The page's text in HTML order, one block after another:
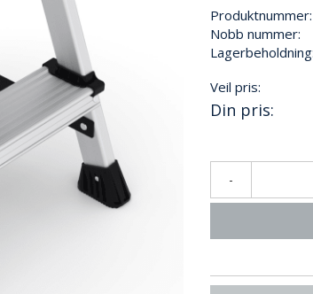
Produktnummer:
Nobb nummer:
Veil pris:
Din pris:
-